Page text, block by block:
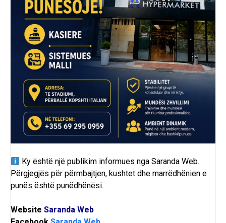
Ky është një publikim informues ngaSaranda Web.
Përgjegjës për përmbajtjen, kushtet dhe marrëdhënien e
punës është punëdhënësi.
Website Saranda Web